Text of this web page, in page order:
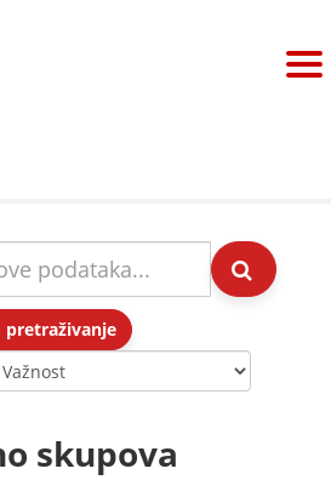
pretraživanje
skupova